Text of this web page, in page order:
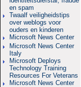
en spam
Twaalf veiligheidstips
over weblogs voor
ouders en kinderen
Microsoft News Center
Microsoft News Center
Italy
Microsoft Deploys
Technology Training
Resources For Veterans
Microsoft News Center